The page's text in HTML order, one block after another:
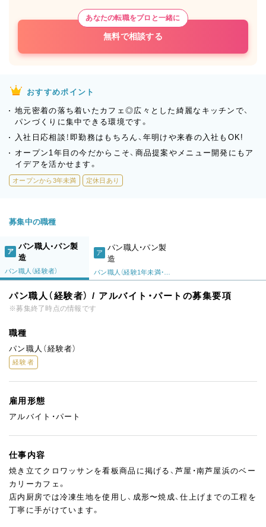
あなたの転職をプロと一緒に
無料で相談する
おすすめポイント
地元密着の落ち着いたカフェ◎広々とした綺麗なキッチンで、
パンづくりに集中できる環境です。
入社日応相談！即勤務はもちろん、年明けや来春の入社もOK!
オープン1年目の今だからこそ、商品提案やメニュー開発にもア
イデアを活かせます。
オープンから3年未満 定休日あり
募集中の職種
ア
パン職人・パン製
造
パン職人（経験者）
ア
パン職人・パン製
造
パン職人（経験者） / アルバイト・パートの募集要項
※募集終了時点の情報です
職種
パン職人（経験者）
経験者
雇用形態
アルバイト・パート
仕事内容
焼き立てクロワッサンを看板商品に掲げる、芦屋・南芦屋浜のベー
カリーカフェ。
店内厨房では冷凍生地を使用し、成形〜焼成、仕上げまでの工程を
丁寧に手がけています。